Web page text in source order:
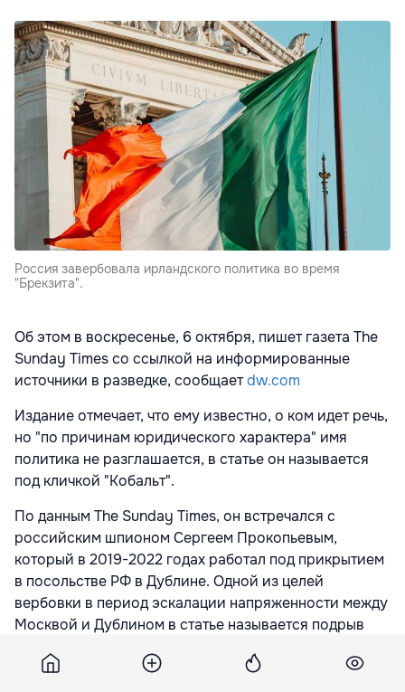
Россия завербовала ирландского политика во время
"Брекзита".
Об этом в воскресенье, 6 октября, пишет газета The
Sunday Timesсо ссылкой на информированные
источники в разведке, сообщаетdw.com
Издание отмечает, что ему известно, о ком идет речь,
но "по причинам юридического характера" имя
политика не разглашается, в статье он называется
под кличкой "Кобальт".
По данным The Sunday Times, он встречался с
российским шпионом Сергеем Прокопьевым,
который в 2019-2022 годах работал под прикрытием
в посольстве РФ в Дублине. Одной из целей
вербовки в период эскалации напряженности между
Москвой и Дублином в статье называется подрыв